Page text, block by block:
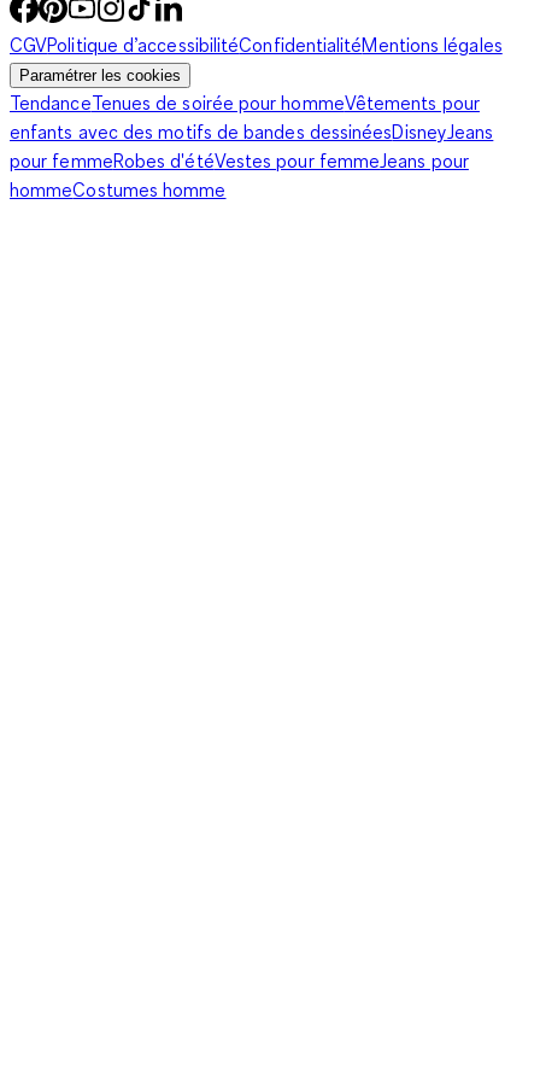
CGVPolitique d’accessibilitéConfidentialitéMentions légales
Paramétrer les cookies
TendanceTenues de soirée pour hommeVêtements pour
enfants avec des motifs de bandes dessinéesDisneyJeans
pour femmeRobes d'étéVestes pour femmeJeans pour
hommeCostumes homme